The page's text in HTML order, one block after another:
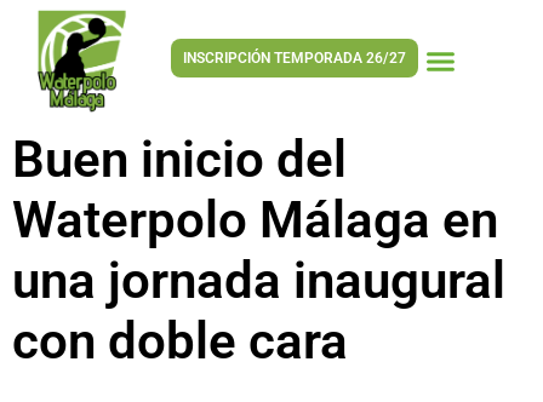
INSCRIPCIÓN TEMPORADA 26/27
Buen inicio del
Waterpolo Málaga en
una jornada inaugural
con doble cara